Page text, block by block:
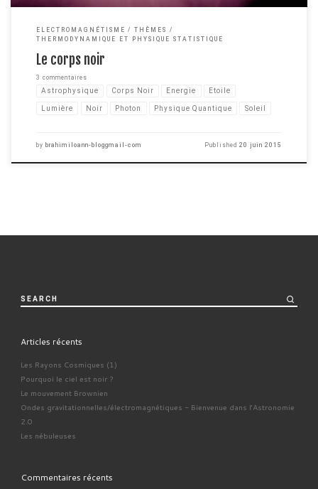
ELECTROMAGNÉTISME
THÈMES
THERMODYNAMIQUE ET PHYSIQUE STATISTIQUE
Le corps noir
3 commentaires
Astrophysique Corps Noir Energie Etoile
Lumière Noir Photon Physique Quantique Soleil
by brahimiloann-bloggmail-com Published20 juin 2015
SEARCH
Articles récents
Les Rayons Cosmiques (1)
Pourquoi le ciel est noir ?
Le mouvement Brownien
Ondes gravitationnelles/électromagnétiques - Bienvenue dans l'Astronomie
2.0
Les nébuleuses
Commentaires récents